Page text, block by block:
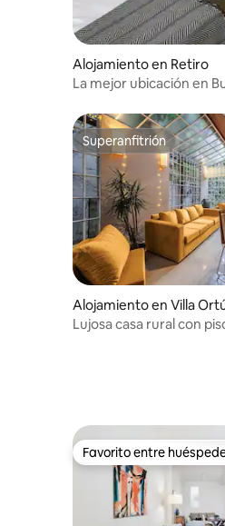
Alojamiento en Retiro
La mejor ubicación en
Superanfitrión
Superanfitrión
Alojamiento en Villa
Lujosa casa rural con
Favorito entre
Favorito entre